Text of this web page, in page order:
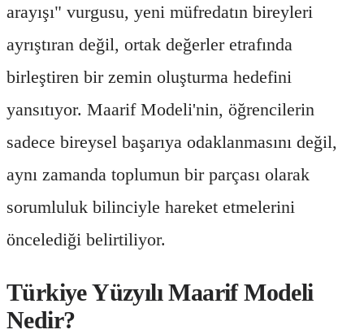
arayışı" vurgusu, yeni müfredatın bireyleri
ayrıştıran değil, ortak değerler etrafında
birleştiren bir zemin oluşturma hedefini
yansıtıyor. Maarif Modeli'nin, öğrencilerin
sadece bireysel başarıya odaklanmasını değil,
aynı zamanda toplumun bir parçası olarak
sorumluluk bilinciyle hareket etmelerini
öncelediği belirtiliyor.
Türkiye Yüzyılı Maarif Modeli
Nedir?